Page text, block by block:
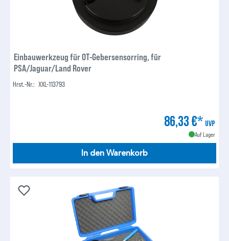
Einbauwerkzeug für OT-Gebersensorring, für
PSA/Jaguar/Land Rover
Hrst.-Nr.: XXL-113793
86,33 €* UVP
Auf Lager
In den Warenkorb